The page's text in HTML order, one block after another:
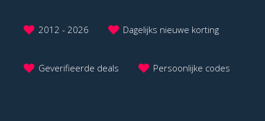
2012 - 2026 Dagelijks nieuwe korting
Geverifieerde deals Persoonlijke codes